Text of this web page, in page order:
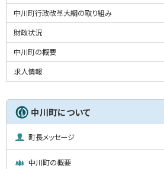
中川町行政改革大綱の取り組み
財政状況
中川町の概要
求人情報
中川町について
町長メッセージ
中川町の概要